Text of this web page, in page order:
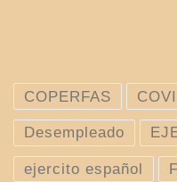
COPERFAS
Desempleado
ejercito español